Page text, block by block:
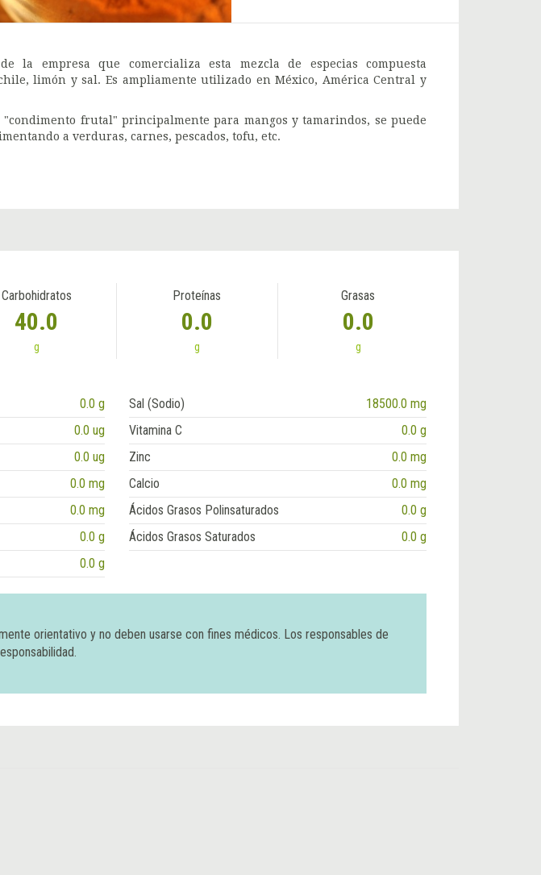
la empresa que comercializa esta mezcla de especias compuesta
limón y sal. Es ampliamente utilizado en México, América Central y
frutal" principalmente para mangos y tamarindos, se puede
a verduras, carnes, pescados, tofu, etc.
Carbohidratos
40.0
g
Proteínas
0.0
g
Grasas
0.0
g
0.0 g Sal (Sodio)
18500.0 mg
0.0 ug Vitamina C
0.0 g
0.0 ug Zinc
0.0 mg
0.0 mg Calcio
0.0 mg
0.0 mg Ácidos Grasos Polinsaturados
0.0 g
0.0 g Ácidos Grasos Saturados
0.0 g
0.0 g
orientativo y no deben usarse con fines médicos. Los responsables de